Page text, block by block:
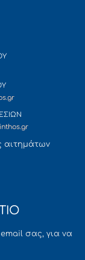
αιτημάτων
σας, για να